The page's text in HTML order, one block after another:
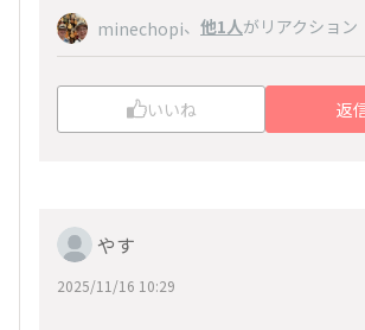
引き続き、LINEでも、よろしくお願
minechopi、 他1人がリアクション
いいね 返
やす
2025/11/16 10:29